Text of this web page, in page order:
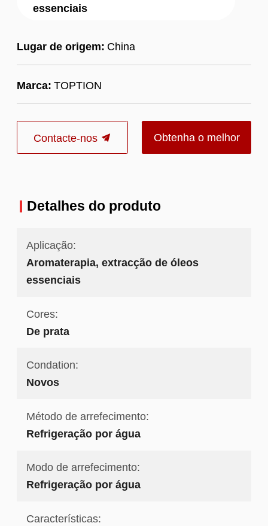
essenciais
Lugar de origem: China
Marca: TOPTION
Contacte-nos Obtenha o melhor
Detalhes do produto
Aplicação:
Aromaterapia, extracção de óleos
essenciais
Cores:
De prata
Condation:
Novos
Método de arrefecimento:
Refrigeração por água
Modo de arrefecimento:
Refrigeração por água
Características: